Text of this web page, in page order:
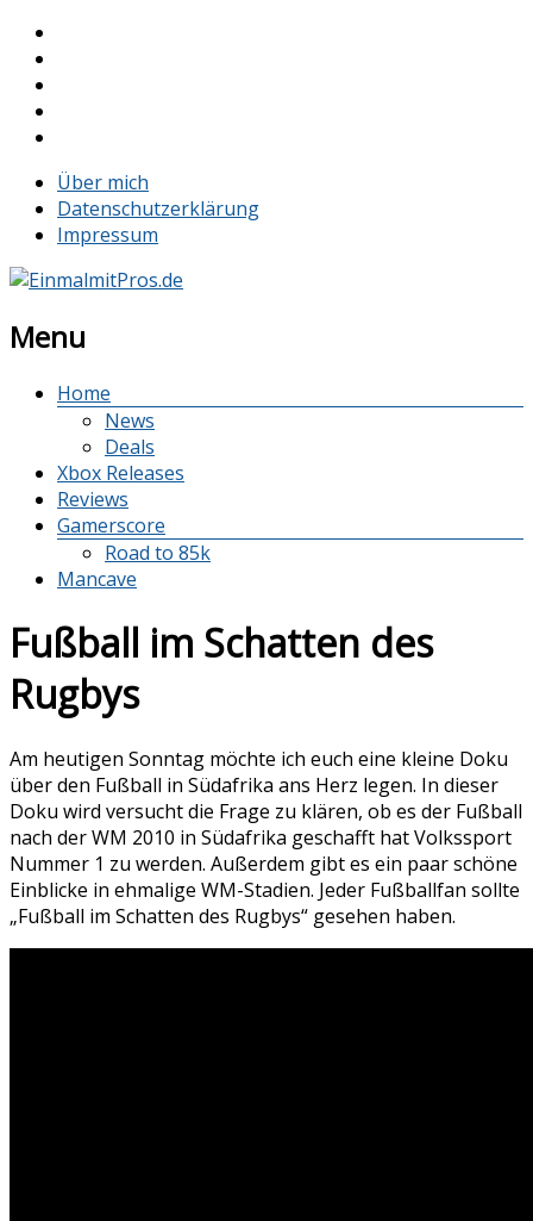
Über mich
Datenschutzerklärung
Impressum
Menu
Home
News
Deals
Xbox Releases
Reviews
Gamerscore
Road to 85k
Mancave
Fußball im Schatten des
Rugbys
Am heutigen Sonntag möchte ich euch eine kleine Doku
über den Fußball in Südafrika ans Herz legen. In dieser
Doku wird versucht die Frage zu klären, ob es der Fußball
nach der WM 2010 in Südafrika geschafft hat Volkssport
Nummer 1 zu werden. Außerdem gibt es ein paar schöne
Einblicke in ehmalige WM-Stadien. Jeder Fußballfan sollte
„Fußball im Schatten des Rugbys“ gesehen haben.